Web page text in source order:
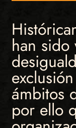
han sido
ámbitos
por ello